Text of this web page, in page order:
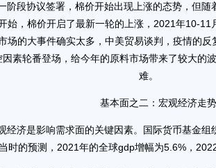
阶段协议签署，棉价开始出现上涨的态势，但
始，棉价开启了最新一轮的上涨，2021年10-
场的大事件确实太多，中美贸易谈判，疫情的
素轮番登场，给今年的原料市场带来了较大的
难。
基本面之二：宏观经济走势
济是影响需求面的关键因素。国际货币基金组
当时的预测，2021年的全球gdp增幅为5.6%，